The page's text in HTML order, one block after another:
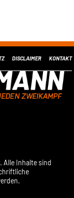
KONTAKT
DISCLAIMER
. Alle Inhalte sind